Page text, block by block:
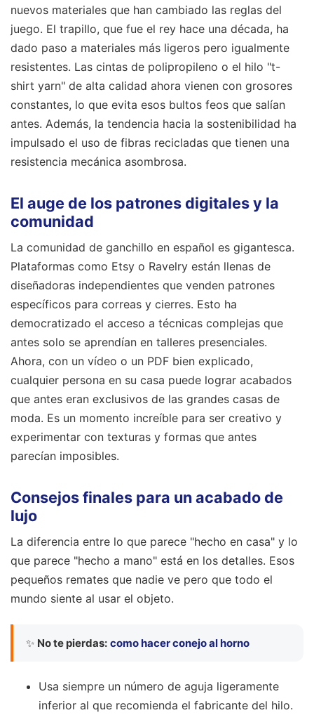
nuevos materiales que han cambiado las reglas del
juego. El trapillo, que fue el rey hace una década, ha
dado paso a materiales más ligeros pero igualmente
resistentes. Las cintas de polipropileno o el hilo "t-
shirt yarn" de alta calidad ahora vienen con grosores
constantes, lo que evita esos bultos feos que salían
antes. Además, la tendencia hacia la sostenibilidad ha
impulsado el uso de fibras recicladas que tienen una
resistencia mecánica asombrosa.
El auge de los patrones digitales y la
comunidad
La comunidad de ganchillo en español es gigantesca.
Plataformas como Etsy o Ravelry están llenas de
diseñadoras independientes que venden patrones
específicos para correas y cierres. Esto ha
democratizado el acceso a técnicas complejas que
antes solo se aprendían en talleres presenciales.
Ahora, con un vídeo o un PDF bien explicado,
cualquier persona en su casa puede lograr acabados
que antes eran exclusivos de las grandes casas de
moda. Es un momento increíble para ser creativo y
experimentar con texturas y formas que antes
parecían imposibles.
Consejos finales para un acabado de
lujo
La diferencia entre lo que parece "hecho en casa" y lo
que parece "hecho a mano" está en los detalles. Esos
pequeños remates que nadie ve pero que todo el
mundo siente al usar el objeto.
✨ No te pierdas: como hacer conejo al horno
Usa siempre un número de aguja ligeramente
inferior al que recomienda el fabricante del hilo.